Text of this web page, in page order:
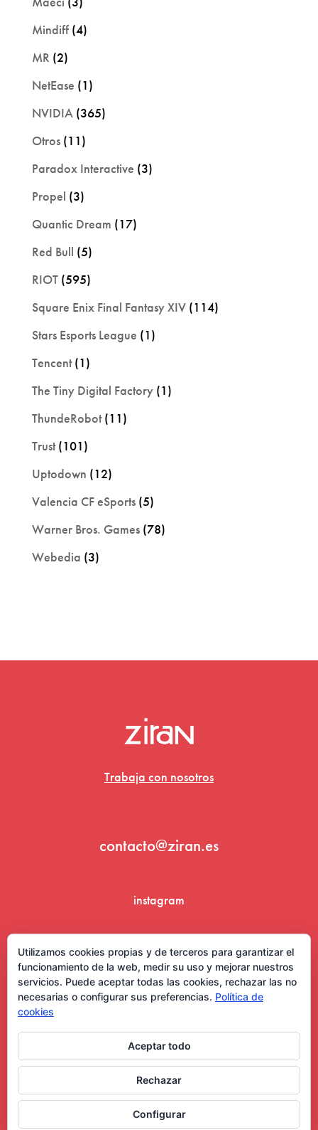
Mindiff(4)
MR (2)
NetEase (1)
NVIDIA (365)
Otros(11)
Paradox Interactive (3)
Propel (3)
Quantic Dream (17)
Red Bull (5)
RIOT(595)
Square Enix Final Fantasy XIV(114)
Stars Esports League (1)
Tencent(1)
The Tiny Digital Factory(1)
ThundeRobot(11)
Trust(101)
Uptodown (12)
Valencia CF eSports(5)
Warner Bros. Games(78)
Webedia (3)
Trabaja con nosotros
contacto@ziran.es
instagram
Aviso Legal y Condiciones de Uso
Utilizamos cookies propias y de terceros para garantizar el
funcionamiento de la web, medir su uso y mejorar nuestros
servicios. Puede aceptar todas las cookies, rechazar las no
necesarias o configurar sus preferencias. Política de
cookies
Aceptar todo
Rechazar
Configurar